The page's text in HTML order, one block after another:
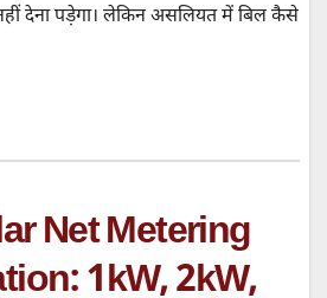
देना पड़ेगा। लेकिन असलियत में बिल कैसे
Net Metering
1kW, 2kW,